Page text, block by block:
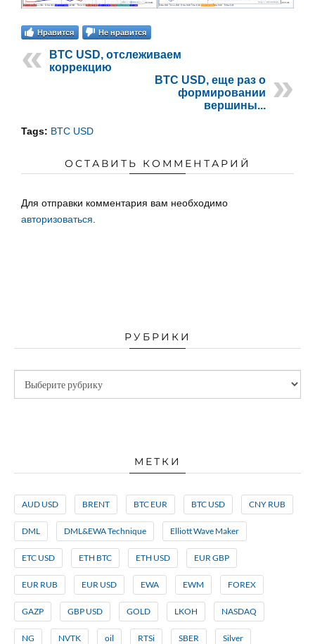
Нравится Не нравится
BTC USD, отслеживаем
коррекцию
BTC USD, еще раз о
формировании
вершины...
Tags: BTC USD
ОСТАВИТЬ КОММЕНТАРИЙ
Для отправки комментария вам необходимо
авторизоваться
РУБРИКИ
МЕТКИ
AUD USD BRENT BTC EUR BTC USD CNY RUB
DML DML&EWA Technique Elliott Wave Maker
ETC USD ETH BTC ETH USD EUR GBP
EUR RUB EUR USD EWA EWM FOREX
GAZP GBP USD GOLD LKOH NASDAQ
NG NVTK oil RTSi SBER Silver